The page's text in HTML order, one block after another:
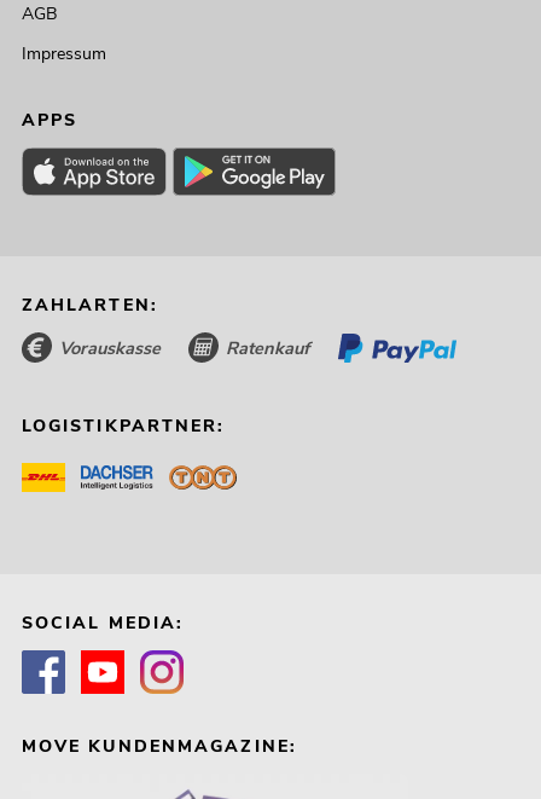
AGB
Impressum
APPS
ZAHLARTEN:
Vorauskasse Ratenkauf
LOGISTIKPARTNER:
SOCIAL MEDIA:
MOVE KUNDENMAGAZINE: